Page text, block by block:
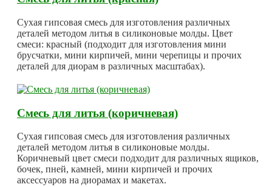
Сухая гипсовая смесь для изготовления различных
деталей методом литья в силиконовые молды. Цвет
смеси: красный (подходит для изготовления мини
брусчатки, мини кирпичей, мини черепицы и прочих
деталей для диорам в различных масштабах).
Смесь для литья (коричневая)
Сухая гипсовая смесь для изготовления различных
деталей методом литья в силиконовые молды.
Коричневый цвет смеси подходит для различных ящиков,
бочек, пней, камней, мини кирпичей и прочих
аксессуаров на диорамах и макетах.